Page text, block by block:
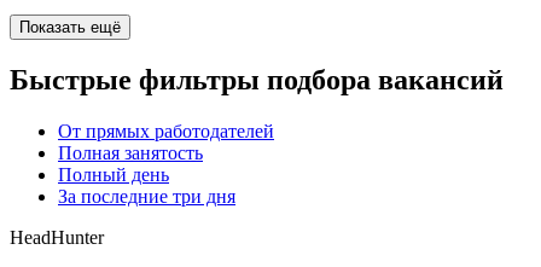
Показать ещё
Быстрые фильтры подбора вакансий
От прямых работодателей
Полная занятость
Полный день
За последние три дня
HeadHunter